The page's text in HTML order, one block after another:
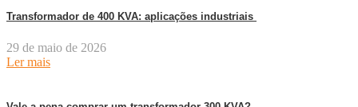
Transformador de 400 KVA: aplicações industriais
29 de maio de 2026
Ler mais